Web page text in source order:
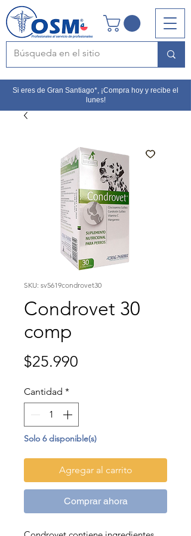
Si eres de Gran Santiago*, ¡Compra hoy y recibe el
lunes!
SKU: sv5619condrovet30
Condrovet 30
comp
$25.990
Cantidad *
Solo 6 disponible(s)
Agregar al carrito
Comprar ahora